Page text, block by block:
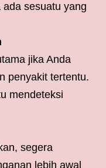
sesuatu yang
jika Anda
penyakit tertentu.
mendeteksi
segera
lebih awal